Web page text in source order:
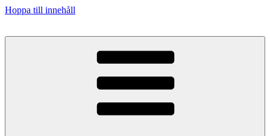
Hoppa till innehåll